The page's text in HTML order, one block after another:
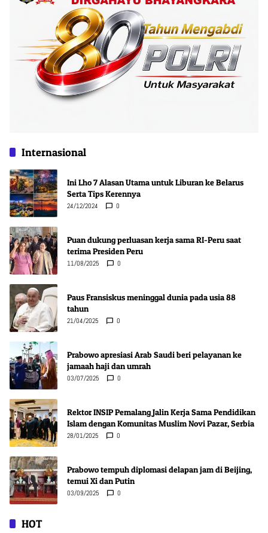
Internasional
Ini Lho 7 Alasan Utama untuk Liburan ke Belarus
Serta Tips Kerennya
24/12/2024 0
Puan dukung perluasan kerja sama RI-Peru saat
terima Presiden Peru
11/08/2025 0
Paus Fransiskus meninggal dunia pada usia 88
tahun
21/04/2025 0
Prabowo apresiasi Arab Saudi beri pelayanan ke
jamaah haji dan umrah
03/07/2025 0
Rektor INSIP Pemalang Jalin Kerja Sama Pendidikan
Islam dengan Komunitas Muslim Novi Pazar, Serbia
28/01/2025 0
Prabowo tempuh diplomasi delapan jam di Beijing,
temui Xi dan Putin
03/09/2025 0
HOT